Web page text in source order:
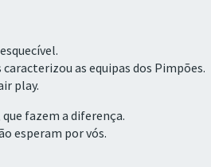
as equipas dos Pimpões.
play.
fazem a diferença.
esperam por vós.